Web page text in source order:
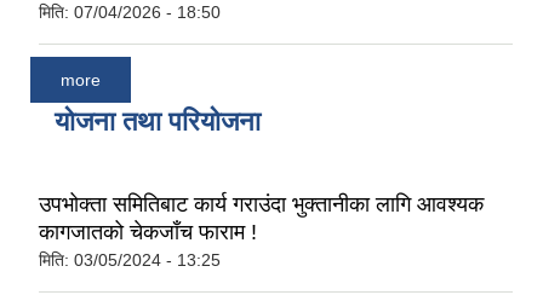
मिति: 07/04/2026 - 18:50
more
योजना तथा परियोजना
उपभोक्ता समितिबाट कार्य गराउंदा भुक्तानीका लागि आवश्यक
कागजातको चेकजाँच फाराम !
मिति: 03/05/2024 - 13:25